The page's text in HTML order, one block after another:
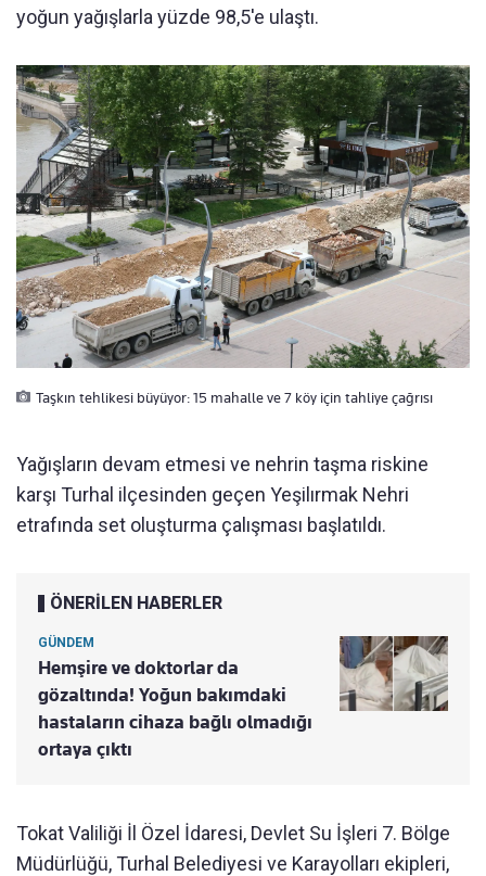
yoğun yağışlarla yüzde 98,5'e ulaştı.
Taşkın tehlikesi büyüyor: 15 mahalle ve 7 köy için tahliye çağrısı
Yağışların devam etmesi ve nehrin taşma riskine
karşı Turhal ilçesinden geçen Yeşilırmak Nehri
etrafında set oluşturma çalışması başlatıldı.
ÖNERİLEN HABERLER
GÜNDEM
Hemşire ve doktorlar da
gözaltında! Yoğun bakımdaki
hastaların cihaza bağlı olmadığı
ortaya çıktı
Tokat Valiliği İl Özel İdaresi, Devlet Su İşleri 7. Bölge
Müdürlüğü, Turhal Belediyesi ve Karayolları ekipleri,